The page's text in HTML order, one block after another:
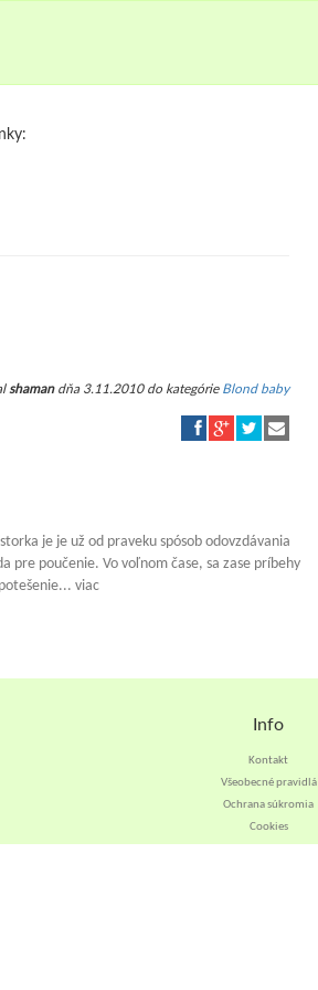
shamandňa 3.11.2010 do kategórie Blond baby
je je už od praveku spósob odovzdávania
pre poučenie. Vo voľnom čase, sa zase príbehy
viac
Info
Kontakt
Všeobecné pravidlá
Ochrana súkromia
Cookies